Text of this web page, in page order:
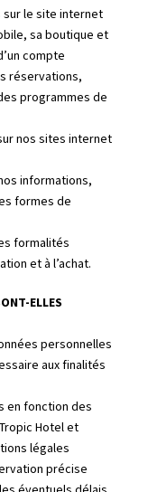
le site internet
sa boutique et
compte
réservations,
programmes de
nos sites internet
informations,
formes de
formalités
et à l’achat.
ELLES
personnelles
aux finalités
en fonction des
Hotel et
légales
précise